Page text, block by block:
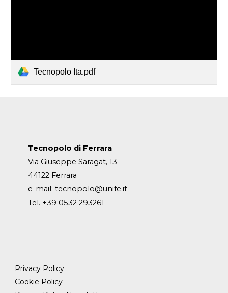
Tecnopolo Ita.pdf
Tecnopolo di Ferrara
Via Giuseppe Saragat, 13
44122 Ferrara
e-mail: tecnopolo@unife.it
Tel. +39 0532 293261
Privacy Policy
Cookie Policy